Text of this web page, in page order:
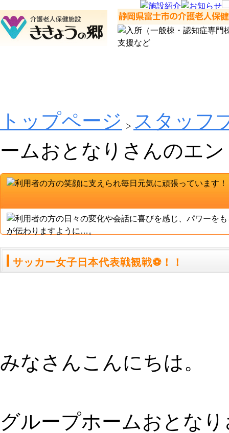
トップページ
スタッフ
ームおとなりさんのエ
サッカー女子日本代表戦観戦⚽！！
みなさんこんにちは。
グループホームおとな